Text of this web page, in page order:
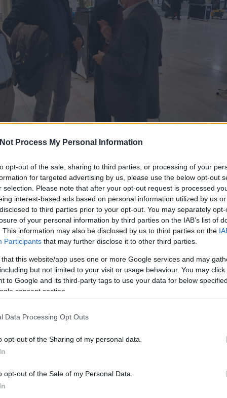
Process My Personal Information
opt-out of the sale, sharing to third parties, or processing of your
for targeted advertising by us, please use the below opt-out
selection. Please note that after your opt-out request is processed
interest-based ads based on personal information utilized by us
to third parties prior to your opt-out. You may separately
of your personal information by third parties on the IAB’s list of
This information may also be disclosed by us to third parties on the
Participants that may further disclose it to other third parties.
that this website/app uses one or more Google services and may
but not limited to your visit or usage behaviour. You may
to Google and its third-party tags to use your data for below
consent section.
Data Processing Opt Outs
opt-out of the Sharing of my personal data.
opt-out of the Sale of my Personal Data.
Gajó Gusztáv, prof. dr. Rovó László, Pintér Tibor (fotó: dr. Balogh Tamás).
ISTVÁN roncsainak merülése annyira újdonságot jelentő
hogy az akkori Magyar Búvárszövetség felhívására csak az
a felkészültségét és a felszerelését a szövetség külön
az expedíciókon, akiknek a tudása és az eszközei
neki is a teljes felszerelését Budapestre kellett szállítania
indokolt volt, hiszen a kutatás legnagyobb kihívását a
történő merülés biztonságos tartománya kedvtelési búvároknak
technikai búvárok számára még megközelíthető - mélység
sűrűsége a nyomás emelkedésével nő, ami megnehezíti a
dioxid felhalmozódást okozhat a szervezetben.
A
a nitrogén alkoholos állapotra emlékeztető bódító hatása
ítélőképességet és a koordinációt, szélsőséges esetben
az oxigén parciális nyomása is emelkedik. Kb. 60 m-es
nyomása eléri azt a szintet (1,6 bar), ahol akut központi
görcsrohamokhoz és fulladáshoz vezethet a víz alatt.
fekszenek, az 1990-es évek expedíciói a végsőkig igénybe
különlegesen fontos tény, hogy halálos baleset nem történt, noha
Személyes élményeinek felidézése végén Gajó Gusztán
számára palackozott pezsgőt, amelyet - még ma is